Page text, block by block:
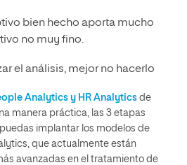
bien hecho aporta mucho
no muy fino.
el análisis, mejor no hacerlo
Analytics y HR Analytics de
manera práctica, las 3 etapas
implantar los modelos de
que actualmente están
avanzadas en el tratamiento de